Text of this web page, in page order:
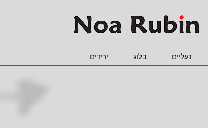
נעליים בלוג ירידים